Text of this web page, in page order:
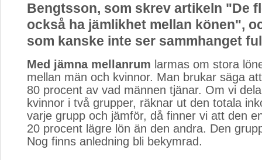
Bengtsson, som skrev artikeln "De
också ha jämlikhet mellan könen",
som kanske inte ser sammhanget
Med jämna mellanrum larmas om stora
mellan män och kvinnor. Man brukar säga
80 procent av vad männen tjänar. Om vi
kvinnor i två grupper, räknar ut den totala
varje grupp och jämför, då finner vi att den
20 procent lägre lön än den andra. Den
Nog finns anledning bli bekymrad.